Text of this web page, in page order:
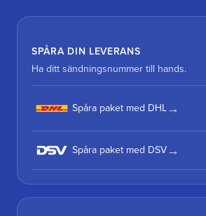
SPÅRA DIN LEVERANS
Ha ditt sändningsnummer till hands.
Spåra paket med DHL
Spåra paket med DSV